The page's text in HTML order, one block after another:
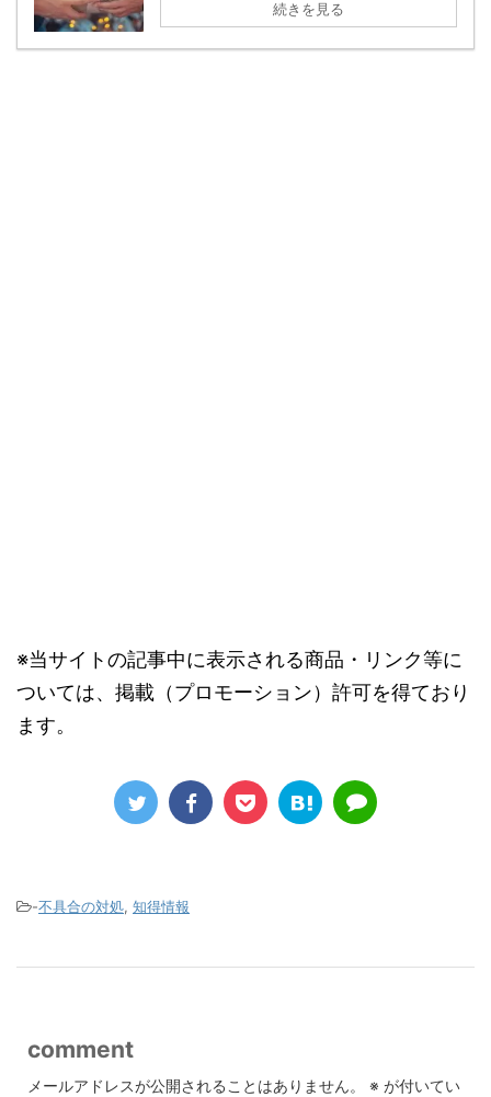
続きを見る
※当サイトの記事中に表示される商品・リンク等に
ついては、掲載（プロモーション）許可を得ており
ます。
-不具合の対処, 知得情報
comment
メールアドレスが公開されることはありません。 ※ が付いてい